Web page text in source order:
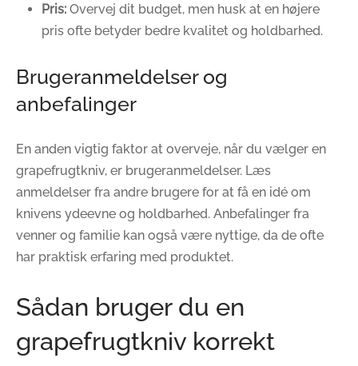
Pris:Overvej dit budget, men husk at en højere
pris ofte betyder bedre kvalitet og holdbarhed.
Brugeranmeldelser og
anbefalinger
En anden vigtig faktor at overveje, når du vælger en
grapefrugtkniv, er brugeranmeldelser. Læs
anmeldelser fra andre brugere for at få en idé om
knivens ydeevne og holdbarhed. Anbefalinger fra
venner og familie kan også være nyttige, da de ofte
har praktisk erfaring med produktet.
Sådan bruger du en
grapefrugtkniv korrekt